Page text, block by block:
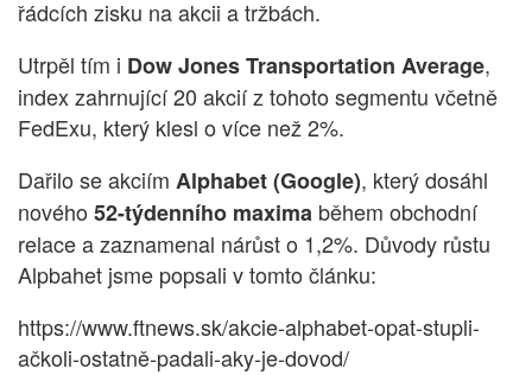
řádcích zisku na akcii a tržbách.
Utrpěl tím i Dow Jones Transportation Average,
index zahrnující 20 akcií z tohoto segmentu včetně
FedExu, který klesl o více než 2%.
Dařilo se akciím Alphabet (Google), který dosáhl
nového 52-týdenního maxima během obchodní
relace a zaznamenal nárůst o 1,2%. Důvody růstu
Alpbahet jsme popsali v tomto článku:
https://www.ftnews.sk/akcie-alphabet-opat-stupli-
ačkoli-ostatně-padali-aky-je-dovod/